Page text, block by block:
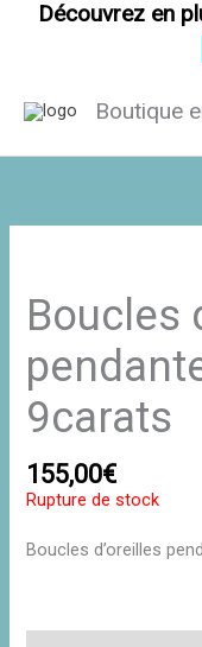
Découvrez en
Boutique
Boucles
9carats
155,00€
Rupture de stock
Boucles d’oreilles